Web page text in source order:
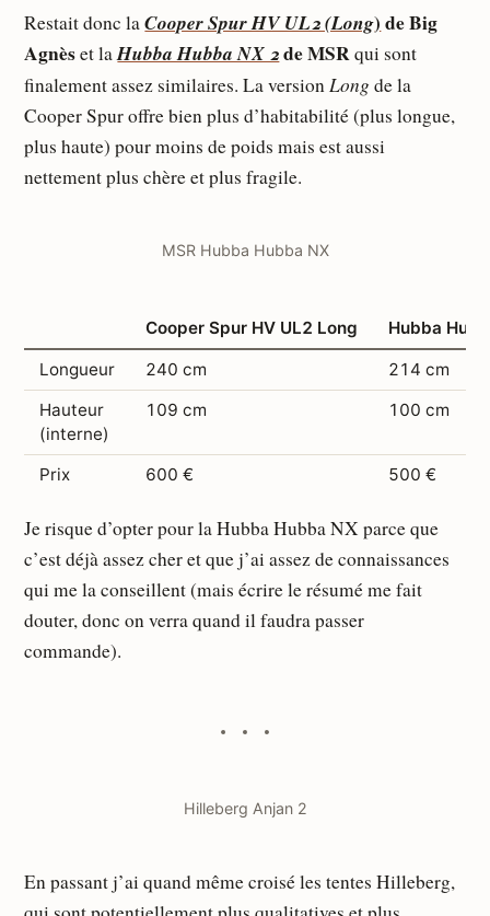
Restait donc laCooper Spur HV UL2 (Long) de Big
Agnèset laHubba Hubba NX 2de MSRqui sont
finalement assez similaires. La versionLong de la
Cooper Spur offre bien plus d’habitabilité (plus longue,
plus haute) pour moins de poids mais est aussi
nettement plus chère et plus fragile.
MSR Hubba Hubba NX
Cooper Spur HV UL2 Long
Hubba
Longueur
240 cm
214 cm
Hauteur
(interne)
109 cm 100 cm
Prix 600 € 500 €
Je risque d’opter pour la Hubba Hubba NX parce que
c’est déjà assez cher et que j’ai assez de connaissances
qui me la conseillent (mais écrire le résumé me fait
douter, donc on verra quand il faudra passer
commande).
Hilleberg Anjan 2
En passant j’ai quand même croisé les tentes Hilleberg,